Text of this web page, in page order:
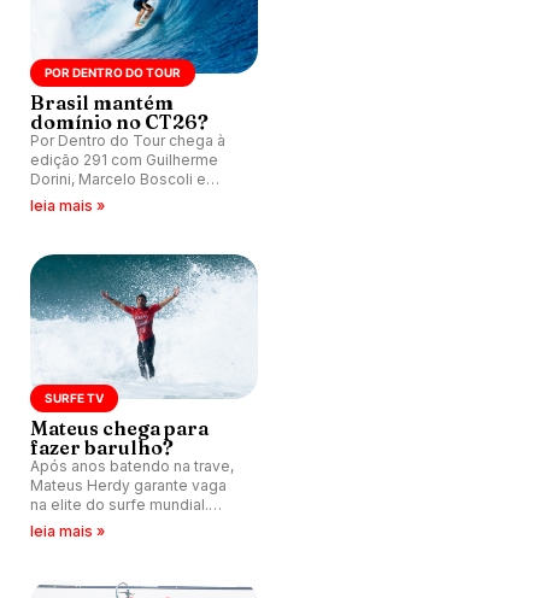
POR DENTRO DO TOUR
Brasil mantém
domínio no CT26?
Por Dentro do Tour chega à
edição 291 com Guilherme
Dorini, Marcelo Boscoli e
Marcelo Andrade debatendo
leia mais »
SURFE TV
Mateus chega para
fazer barulho?
Após anos batendo na trave,
Mateus Herdy garante vaga
na elite do surfe mundial.
Episódio do Surfe TV analisa
de Samuel Pupo e divulga
leia mais »